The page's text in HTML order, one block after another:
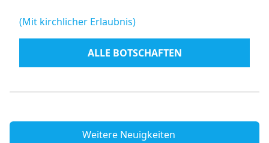
(Mit kirchlicher Erlaubnis)
ALLE BOTSCHAFTEN
Weitere Neuigkeiten